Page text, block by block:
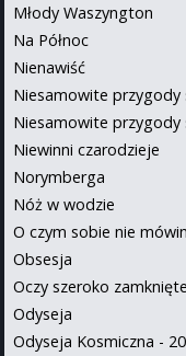
Młody Waszyngton
Na Północ
Nienawiść
Niesamowite przygody
Niesamowite przygody
Niewinni czarodzieje
Norymberga
Nóż w wodzie
O czym sobie nie
Obsesja
Oczy szeroko zamknięte
Odyseja
Odyseja Kosmiczna -